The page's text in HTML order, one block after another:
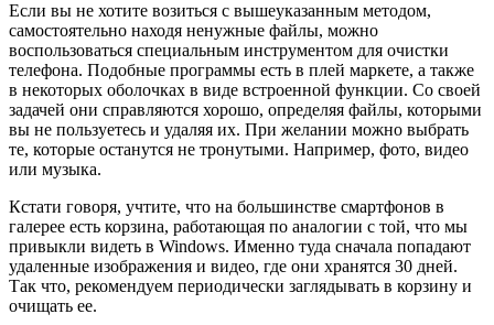
Если вы не хотите возиться с вышеуказанным методом,
самостоятельно находя ненужные файлы, можно
воспользоваться специальным инструментом для очистки
телефона. Подобные программы есть в плей маркете, а также
в некоторых оболочках в виде встроенной функции. Со своей
задачей они справляются хорошо, определяя файлы, которыми
вы не пользуетесь и удаляя их. При желании можно выбрать
те, которые останутся не тронутыми. Например, фото, видео
или музыка.
Кстати говоря, учтите, что на большинстве смартфонов в
галерее есть корзина, работающая по аналогии с той, что мы
привыкли видеть в Windows. Именно туда сначала попадают
удаленные изображения и видео, где они хранятся 30 дней.
Так что, рекомендуем периодически заглядывать в корзину и
очищать ее.